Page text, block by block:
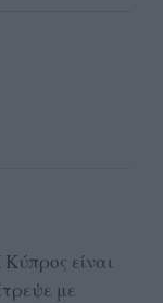
είναι
με